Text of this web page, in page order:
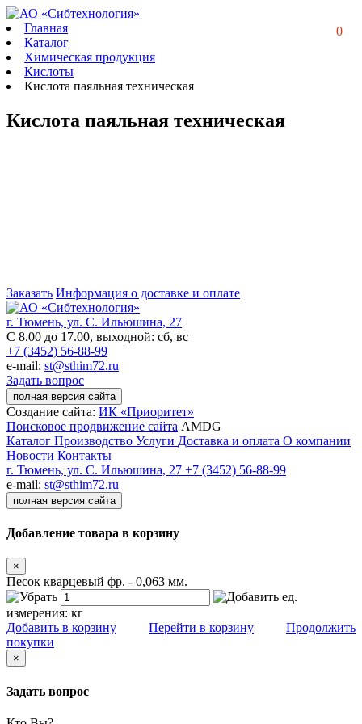
0
Главная
Каталог
Химическая продукция
Кислоты
Кислота паяльная техническая
Кислота паяльная техническая
Заказать Информация о доставке и оплате
г. Тюмень, ул. С. Ильюшина, 27
С 8.00 до 17.00, выходной: сб, вс
+7 (3452) 56-88-99
e-mail: st@sthim72.ru
Задать вопрос
полная версия сайта
Создание сайта: ИК «Приоритет»
Поисковое продвижение сайта AMDG
Каталог Производство Услуги Доставка и оплата О компании
Новости Контакты
г. Тюмень, ул. С. Ильюшина, 27 +7 (3452) 56-88-99
e-mail: st@sthim72.ru
полная версия сайта
Добавление товара в корзину
×
Песок кварцевый фр. - 0,063 мм.
ед.
измерения: кг
Добавить в корзину
Перейти в корзину
Продолжить
покупки
×
Задать вопрос